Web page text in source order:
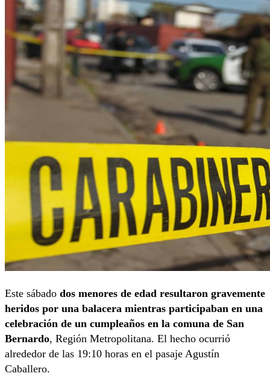
Este sábado dos menores de edad resultaron gravemente
heridos por una balacera mientras participaban en una
celebración de un cumpleaños en la comuna de San
Bernardo, Región Metropolitana. El hecho ocurrió
alrededor de las 19:10 horas en el pasaje Agustín
Caballero.